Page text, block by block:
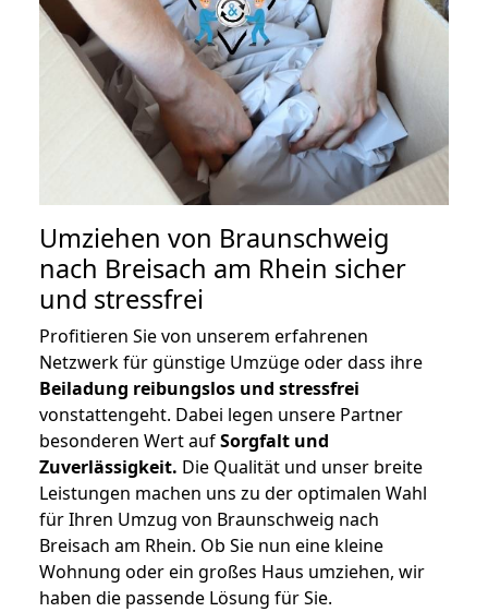
Umziehen von Braunschweig
nach Breisach am Rhein sicher
und stressfrei
Profitieren Sie von unserem erfahrenen
Netzwerk für günstige Umzüge oder dass ihre
Beiladung reibungslos und stressfrei
vonstattengeht. Dabei legen unsere Partner
besonderen Wert aufSorgfalt und
Zuverlässigkeit. Die Qualität und unser breite
Leistungen machen uns zu der optimalen Wahl
für Ihren Umzug von Braunschweig nach
Breisach am Rhein. Ob Sie nun eine kleine
Wohnung oder ein großes Haus umziehen, wir
haben die passende Lösung für Sie.